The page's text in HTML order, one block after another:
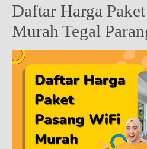
Daftar Harga
Murah Tegal